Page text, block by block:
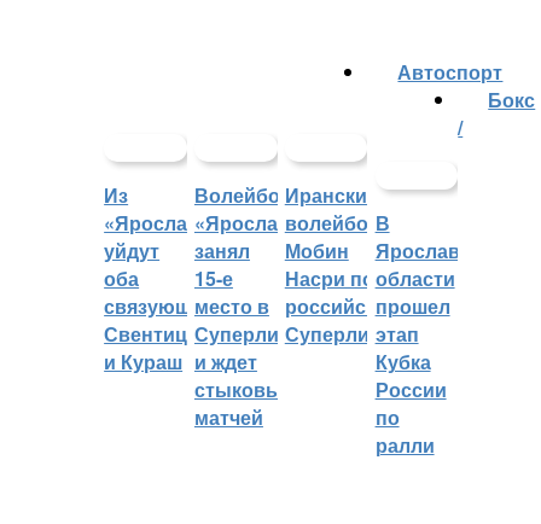
Из
«Ярославича»
уйдут
оба
связующих:
Свентицкис
и Кураш
Волейбольный
«Ярославич»
занял
15-е
место в
Суперлиге
и ждет
стыковых
матчей
Иранский
волейболист
Мобин
Насри покинет
российскую
Суперлигу
Автоспорт
В
Ярославской
области
прошел
этап
Кубка
России
по
ралли
Бокс
/